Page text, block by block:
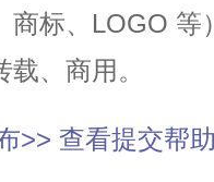
商标、LOGO
、商用。
>> 查看提交帮